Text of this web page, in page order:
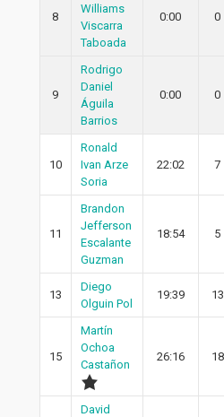
8
Williams
Viscarra
Taboada
0:00 0
9
Rodrigo
Daniel
Águila
Barrios
0:00 0
10
Ronald
Ivan Arze
Soria
22:02 7
11
Brandon
Jefferson
Escalante
Guzman
18:54 5
13
Diego
Olguin Pol
19:39 13
15
Martín
Ochoa
Castañon
26:16 18
David